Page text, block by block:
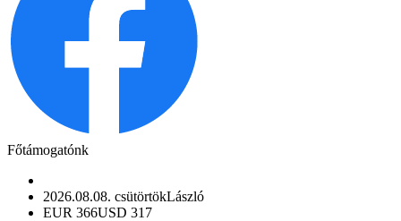
Főtámogatónk
2026.08.08. csütörtökLászló
EUR 366USD 317